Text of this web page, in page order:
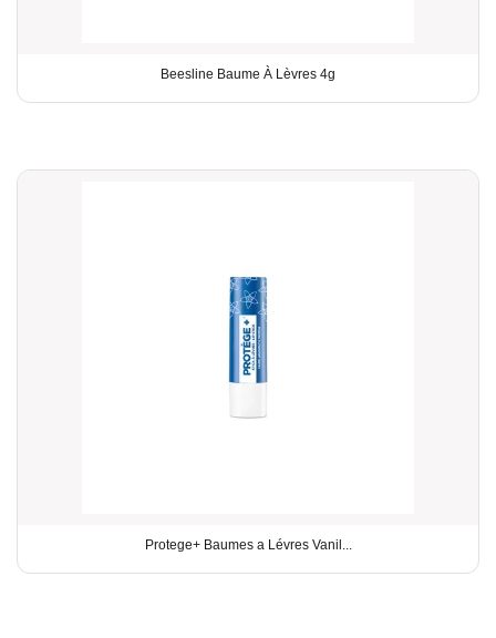
Beesline Baume À Lèvres 4g
Protege+ Baumes a Lévres Vanil...